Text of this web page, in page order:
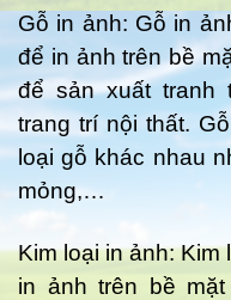
Gỗ in ảnh: Gỗ in
để in ảnh trên bề
để sản xuất tranh
trang trí nội thất.
loại gỗ khác nhau
mỏng,…
Kim loại in ảnh:
in ảnh trên bề